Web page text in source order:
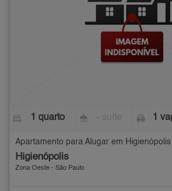
1 quarto 1
Apartamento para Alugar em
Higienópolis
Zona Oeste - São Paulo